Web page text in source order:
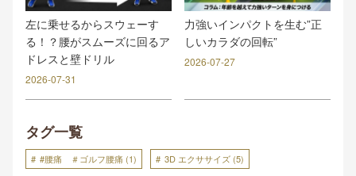
左に乗せるからスウェーす
る！？腰がスムーズに回るア
ドレスと壁ドリル
2026-07-31
力強いインパクトを生む”正
しいカラダの回転”
2026-07-27
タグ一覧
#腰痛 ＃ゴルフ腰痛 (1) 3D エクササイズ (5)